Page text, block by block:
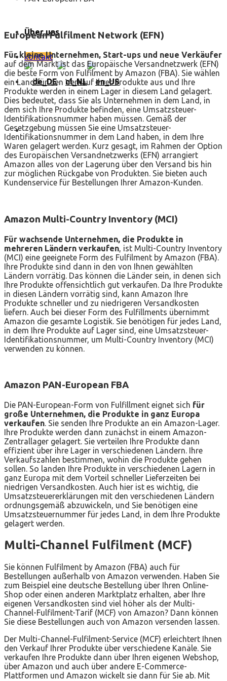
Über uns
kontakt
European Fulfilment Network (EFN)
Für kleine Unternehmen, Start-ups und neue Verkäufer
auf dem Markt ist das Europäische Versandnetzwerk (EFN)
die beste Form von Fulfilment by Amazon (FBA). Sie wählen
ein Land für den Verkauf Ihrer Produkte aus und Ihre
Produkte werden in einem Lager in diesem Land gelagert.
Dies bedeutet, dass Sie als Unternehmen in dem Land, in
dem sich Ihre Produkte befinden, eine Umsatzsteuer-
Identifikationsnummer haben müssen. Gemäß der
Gesetzgebung müssen Sie eine Umsatzsteuer-
Identifikationsnummer in dem Land haben, in dem Ihre
Waren gelagert werden. Kurz gesagt, im Rahmen der Option
des Europäischen Versandnetzwerks (EFN) arrangiert
Amazon alles von der Lagerung über den Versand bis hin
zur möglichen Rückgabe von Produkten. Sie bieten auch
Kundenservice für Bestellungen Ihrer Amazon-Kunden.
Amazon Multi-Country Inventory (MCI)
Für wachsende Unternehmen, die Produkte in
mehreren Ländern verkaufen, ist Multi-Country Inventory
(MCI) eine geeignete Form des Fulfilment by Amazon (FBA).
Ihre Produkte sind dann in den von Ihnen gewählten
Ländern vorrätig. Das können die Länder sein, in denen sich
Ihre Produkte offensichtlich gut verkaufen. Da Ihre Produkte
in diesen Ländern vorrätig sind, kann Amazon Ihre
Produkte schneller und zu niedrigeren Versandkosten
liefern. Auch bei dieser Form des Fulfillments übernimmt
Amazon die gesamte Logistik. Sie benötigen für jedes Land,
in dem Ihre Produkte auf Lager sind, eine Umsatzsteuer-
Identifikationsnummer, um Multi-Country Inventory (MCI)
verwenden zu können.
Amazon PAN-European FBA
Die PAN-European-Form von Fulfillment eignet sich für
große Unternehmen, die Produkte in ganz Europa
verkaufen. Sie senden Ihre Produkte an ein Amazon-Lager.
Ihre Produkte werden dann zunächst in einem Amazon-
Zentrallager gelagert. Sie verteilen Ihre Produkte dann
effizient über ihre Lager in verschiedenen Ländern. Ihre
Verkaufszahlen bestimmen, wohin die Produkte gehen
sollen. So landen Ihre Produkte in verschiedenen Lagern in
ganz Europa mit dem Vorteil schneller Lieferzeiten bei
niedrigen Versandkosten. Auch hier ist es wichtig, die
Umsatzsteuererklärungen mit den verschiedenen Ländern
ordnungsgemäß abzuwickeln, und Sie benötigen eine
Umsatzsteuernummer für jedes Land, in dem Ihre Produkte
gelagert werden.
Multi-Channel Fulfilment (MCF)
Sie können Fulfilment by Amazon (FBA) auch für
Bestellungen außerhalb von Amazon verwenden. Haben Sie
zum Beispiel eine deutsche Bestellung über Ihren Online-
Shop oder einen anderen Marktplatz erhalten, aber Ihre
eigenen Versandkosten sind viel höher als der Multi-
Channel-Fulfilment-Tarif (MCF) von Amazon? Dann können
Sie diese Bestellungen auch von Amazon versenden lassen.
Der Multi-Channel-Fulfilment-Service (MCF) erleichtert Ihnen
den Verkauf Ihrer Produkte über verschiedene Kanäle. Sie
verkaufen Ihre Produkte dann über Ihren eigenen Webshop,
über Amazon und auch über andere E-Commerce-
Plattformen und Amazon wickelt sie dann für Sie ab. Mit